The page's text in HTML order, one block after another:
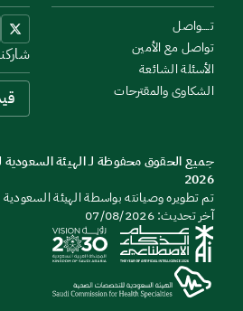
تــــواصل
تواصل مع الأمين
الأسئلة الشائعة
الشكاوى والمقترحات
جميع الحقوق محفوظة لـ الهيئة
2026
تم تطويره وصيانته بواسطة الهيئة
آخر تحديث: 07/08/2026